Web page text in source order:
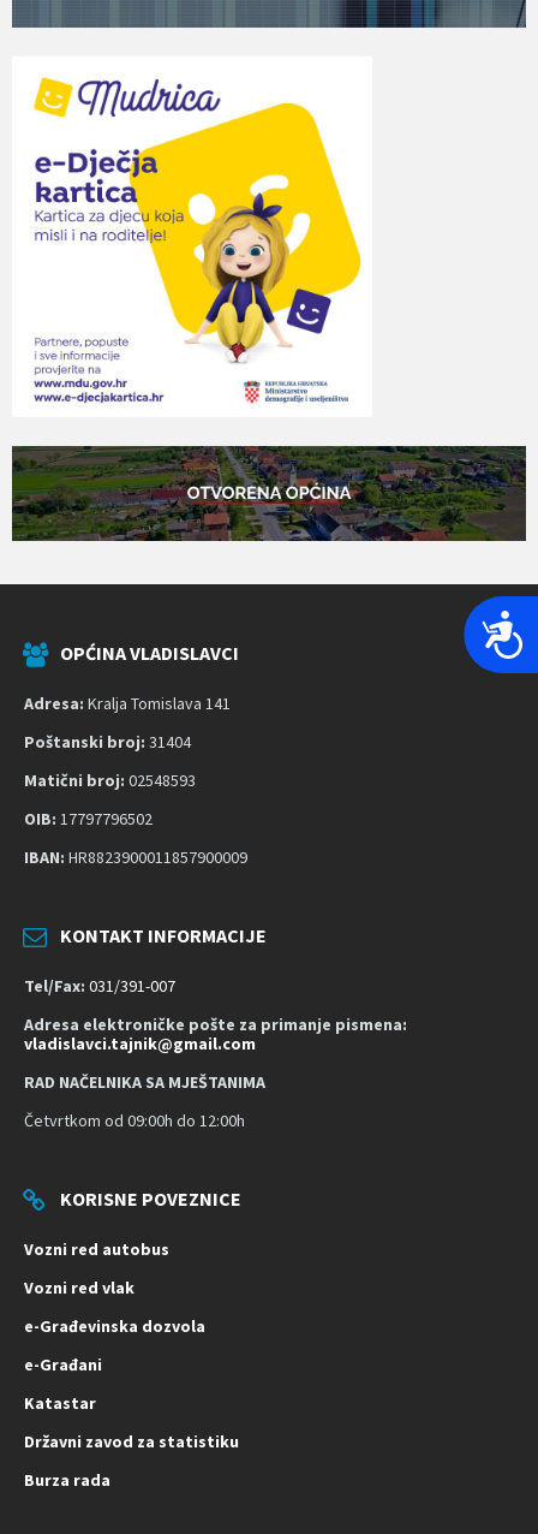
P
r
OPĆINA VLADISLAVCI
Adresa: Kralja Tomislava 141
Poštanski broj: 31404
Matični broj: 02548593
OIB: 17797796502
IBAN: HR8823900011857900009
KONTAKT INFORMACIJE
Tel/Fax: 031/391-007
Adresa elektroničke pošte za primanje pismena:
vladislavci.tajnik@gmail.com
RAD NAČELNIKA SA MJEŠTANIMA
Četvrtkom od 09:00h do 12:00h
KORISNE POVEZNICE
Vozni red autobus
Vozni red vlak
e-Građevinska dozvola
e-Građani
Katastar
Državni zavod za statistiku
Burza rada